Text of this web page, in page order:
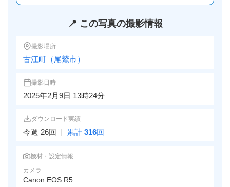
📍 この写真の撮影情報
撮影場所
古江町（尾鷲市）
撮影日時
2025年2月9日 13時24分
ダウンロード実績
今週 26回 | 累計 316回
機材・設定情報
カメラ
Canon EOS R5